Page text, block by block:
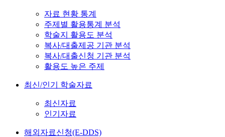
자료 현황 통계
주제별 활용통계 분석
학술지 활용도 분석
복사/대출제공 기관 분석
복사/대출신청 기관 분석
활용도 높은 주제
최신/인기 학술자료
최신자료
인기자료
해외자료신청(E-DDS)